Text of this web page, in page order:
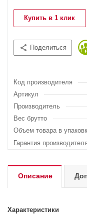
Купить в 1 клик
Поделиться
Код производителя
Артикул
Производитель
Вес брутто
Объем товара в
Гарантия производителя
Описание
Характеристики